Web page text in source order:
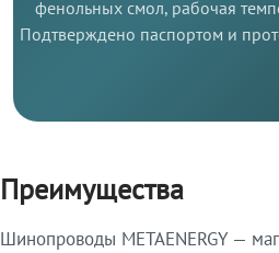
фенольных смол, рабочая
Подтверждено паспортом и
Преимущества
Шинопроводы METAENERGY —